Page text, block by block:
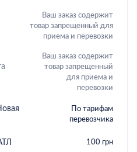
Ваш заказ содержит
товар запрещенный для
приема и перевозки
Ваш заказ содержит
товар запрещенный
для приема и
перевозки
По тарифам
перевозчика
100 грн